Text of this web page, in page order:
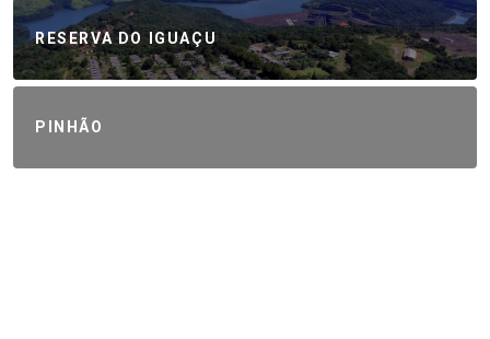
RESERVA DO IGUAÇU
PINHÃO